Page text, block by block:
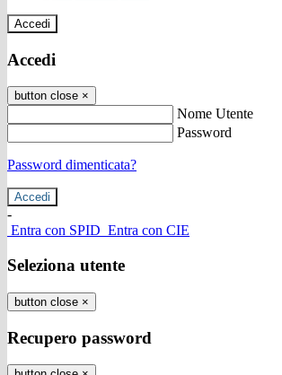
Accedi
Accedi
button close ×
Nome Utente
Password
Password dimenticata?
-
Entra con SPID Entra con CIE
Seleziona utente
button close ×
Recupero password